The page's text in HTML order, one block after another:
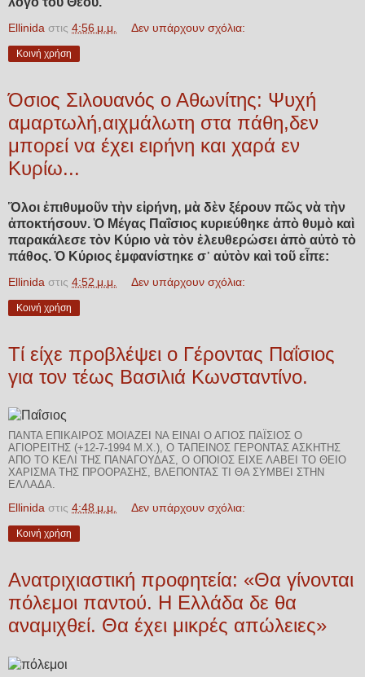
Ellinida στις 4:56 μ.μ. Δεν υπάρχουν σχόλια:
Κοινή χρήση
Όσιος Σιλουανός ο Αθωνίτης: Ψυχή
αμαρτωλή,αιχμάλωτη στα πάθη,δεν
μπορεί να έχει ειρήνη και χαρά εν
Κυρίω...
Ὅλοι ἐπιθυμοῦν τὴν εἰρήνη, μὰ δὲν ξέρουν πῶς νὰ τὴν
ἀποκτήσουν. Ὁ Μέγας Παΐσιος κυριεύθηκε ἀπὸ θυμὸ καὶ
παρακάλεσε τὸν Κύριο νὰ τὸν ἐλευθερώσει ἀπὸ αὐτὸ τὸ
πάθος. Ὁ Κύριος ἐμφανίστηκε σ᾿ αὐτὸν καὶ τοῦ εἶπε:
Ellinida στις 4:52 μ.μ. Δεν υπάρχουν σχόλια:
Κοινή χρήση
Τί είχε προβλέψει ο Γέροντας Παΐσιος
για τον τέως Βασιλιά Κωνσταντίνο.
ΠΆΝΤΑ ΕΠΊΚΑΙΡΟΣ ΜΟΙΆΖΕΙ ΝΑ ΕΊΝΑΙ Ο ΆΓΙΟΣ ΠΑΪ́ΣΙΟΣ Ο
ΑΓΙΟΡΕΊΤΗΣ (+12-7-1994 Μ.Χ.), Ο ΤΑΠΕΙΝΌΣ ΓΈΡΟΝΤΑΣ ΑΣΚΗΤΉΣ
ΑΠΌ ΤΟ ΚΕΛΊ ΤΗΣ ΠΑΝΑΓΟΎΔΑΣ, Ο ΟΠΟΊΟΣ ΕΊΧΕ ΛΆΒΕΙ ΤΟ ΘΕΊΟ
ΧΆΡΙΣΜΑ ΤΗΣ ΠΡΟΌΡΑΣΗΣ, ΒΛΈΠΟΝΤΑΣ ΤΙ ΘΑ ΣΥΜΒΕΊ ΣΤΗΝ
ΕΛΛΆΔΑ.
Ellinida στις 4:48 μ.μ. Δεν υπάρχουν σχόλια:
Κοινή χρήση
Ανατριχιαστική προφητεία: «Θα γίνονται
πόλεμοι παντού. Η Ελλάδα δε θα
αναμιχθεί. Θα έχει μικρές απώλειες»